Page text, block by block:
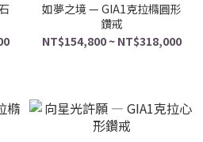
如夢之境 — GIA1克拉橢圓形
鑽戒
NT$154,800 ~ NT$318,000